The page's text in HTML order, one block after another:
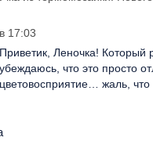
17:03
Приветик, Леночка!
убеждаюсь, что это просто
цветовосприятие… жаль, что